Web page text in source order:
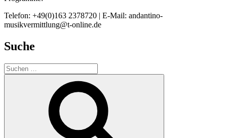
Telefon: +49(0)163 2378720 | E-Mail: andantino-
musikvermittlung@t-online.de
Suche
Suchen
nach: